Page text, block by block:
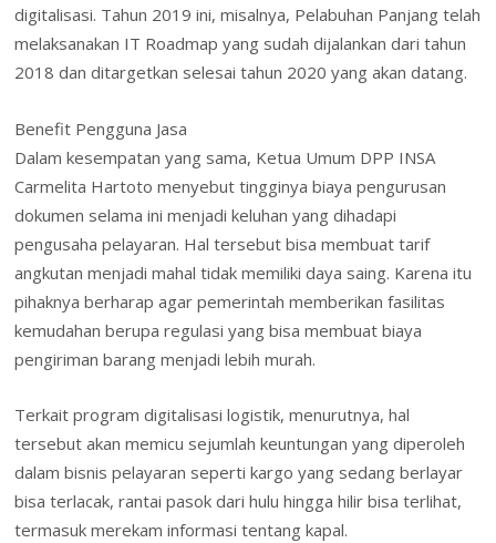
digitalisasi. Tahun 2019 ini, misalnya, Pelabuhan Panjang telah
melaksanakan IT Roadmap yang sudah dijalankan dari tahun
2018 dan ditargetkan selesai tahun 2020 yang akan datang.
Benefit Pengguna Jasa
Dalam kesempatan yang sama, Ketua Umum DPP INSA
Carmelita Hartoto menyebut tingginya biaya pengurusan
dokumen selama ini menjadi keluhan yang dihadapi
pengusaha pelayaran. Hal tersebut bisa membuat tarif
angkutan menjadi mahal tidak memiliki daya saing. Karena itu
pihaknya berharap agar pemerintah memberikan fasilitas
kemudahan berupa regulasi yang bisa membuat biaya
pengiriman barang menjadi lebih murah.
Terkait program digitalisasi logistik, menurutnya, hal
tersebut akan memicu sejumlah keuntungan yang diperoleh
dalam bisnis pelayaran seperti kargo yang sedang berlayar
bisa terlacak, rantai pasok dari hulu hingga hilir bisa terlihat,
termasuk merekam informasi tentang kapal.